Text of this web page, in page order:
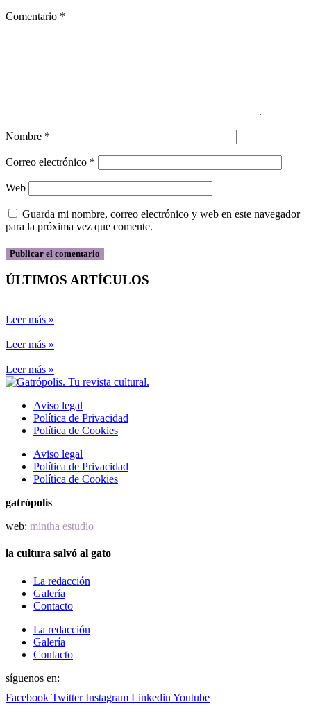
Comentario *
Nombre *
Correo electrónico *
Web
Guarda mi nombre, correo electrónico y web en este navegador
para la próxima vez que comente.
ÚLTIMOS ARTÍCULOS
Leer más »
Leer más »
Leer más »
Aviso legal
Política de Privacidad
Política de Cookies
Aviso legal
Política de Privacidad
Política de Cookies
gatrópolis
web: mintha estudio
la cultura salvó al gato
La redacción
Galería
Contacto
La redacción
Galería
Contacto
síguenos en:
Facebook Twitter Instagram Linkedin Youtube